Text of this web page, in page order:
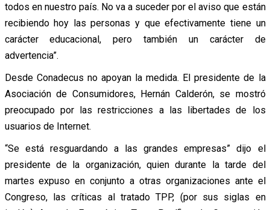
todos en nuestro país. No va a suceder por el aviso que están
recibiendo hoy las personas y que efectivamente tiene un
carácter educacional, pero también un carácter de
advertencia”.
Desde Conadecus no apoyan la medida. El presidente de la
Asociación de Consumidores, Hernán Calderón, se mostró
preocupado por las restricciones a las libertades de los
usuarios de Internet.
“Se está resguardando a las grandes empresas” dijo el
presidente de la organización, quien durante la tarde del
martes expuso en conjunto a otras organizaciones ante el
Congreso, las críticas al tratado TPP, (por sus siglas en